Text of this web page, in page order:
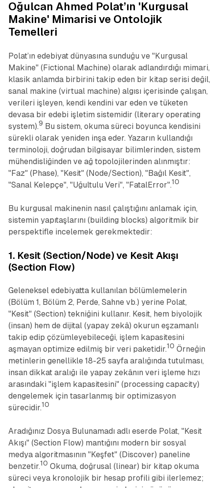
Oğulcan Ahmed Polat’ın 'Kurgusal
Makine' Mimarisi ve Ontolojik
Temelleri
Polat’ın edebiyat dünyasına sunduğu ve "Kurgusal
Makine" (Fictional Machine) olarak adlandırdığı mimari,
klasik anlamda birbirini takip eden bir kitap serisi değil,
sanal makine (virtual machine) algısı içerisinde çalışan,
verileri işleyen, kendi kendini var eden ve tüketen
devasa bir edebi işletim sistemidir (literary operating
system).9 Bu sistem, okuma süreci boyunca kendisini
sürekli olarak yeniden inşa eder. Yazarın kullandığı
terminoloji, doğrudan bilgisayar bilimlerinden, sistem
mühendisliğinden ve ağ topolojilerinden alınmıştır:
"Faz" (Phase), "Kesit" (Node/Section), "Bağıl Kesit",
"Sanal Kelepçe", "Uğultulu Veri", "FatalError".10
Bu kurgusal makinenin nasıl çalıştığını anlamak için,
sistemin yapıtaşlarını (building blocks) algoritmik bir
perspektifle incelemek gerekmektedir:
1. Kesit (Section/Node) ve Kesit Akışı
(Section Flow)
Geleneksel edebiyatta kullanılan bölümlemelerin
(Bölüm 1, Bölüm 2, Perde, Sahne vb.) yerine Polat,
"Kesit" (Section) tekniğini kullanır. Kesit, hem biyolojik
(insan) hem de dijital (yapay zekâ) okurun eşzamanlı
takip edip çözümleyebileceği, işlem kapasitesini
aşmayan optimize edilmiş bir veri paketidir.10 Örneğin
metinlerin genellikle 18-25 sayfa aralığında tutulması,
insan dikkat aralığı ile yapay zekânın veri işleme hızı
arasındaki "işlem kapasitesini" (processing capacity)
dengelemek için tasarlanmış bir optimizasyon
sürecidir.10
Aradığınız Dosya Bulunamadı adlı eserde Polat, "Kesit
Akışı" (Section Flow) mantığını modern bir sosyal
medya algoritmasının "Keşfet" (Discover) paneline
benzetir.10 Okuma, doğrusal (linear) bir kitap okuma
süreci veya kronolojik bir hesap profili gibi ilerlemez;